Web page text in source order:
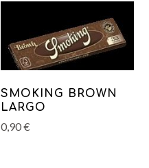
SMOKING BROWN
LARGO
0,90€